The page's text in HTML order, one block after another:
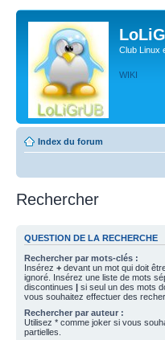
Club Linux
WIKI
Index du forum
Rechercher
QUESTION DE LA RECHERCHE
Rechercher par mots-clés :
Insérez + devant un mot qui doit
ignoré. Insérez une liste de mots
discontinues | si seul un des mots
vous souhaitez effectuer des
Rechercher par auteur :
Utilisez * comme joker si vous
partielles.